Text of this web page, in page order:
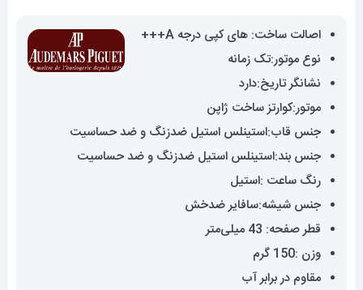
اصالت ساخت: های کپی درجه A+++
نوع موتور:تک زمانه
نشانگر تاریخ:دارد
موتور:کوارتز ساخت ژاپن
جنس قاب:استینلس استیل ضدزنگ و ضد حساسیت
جنس بند:استینلس استیل ضدزنگ و ضد حساسیت
رنگ ساعت :استیل
جنس شیشه:سافایر ضدخش
قطر صفحه: 43 میلی‌متر
وزن :150 گرم
مقاوم در برابر آب